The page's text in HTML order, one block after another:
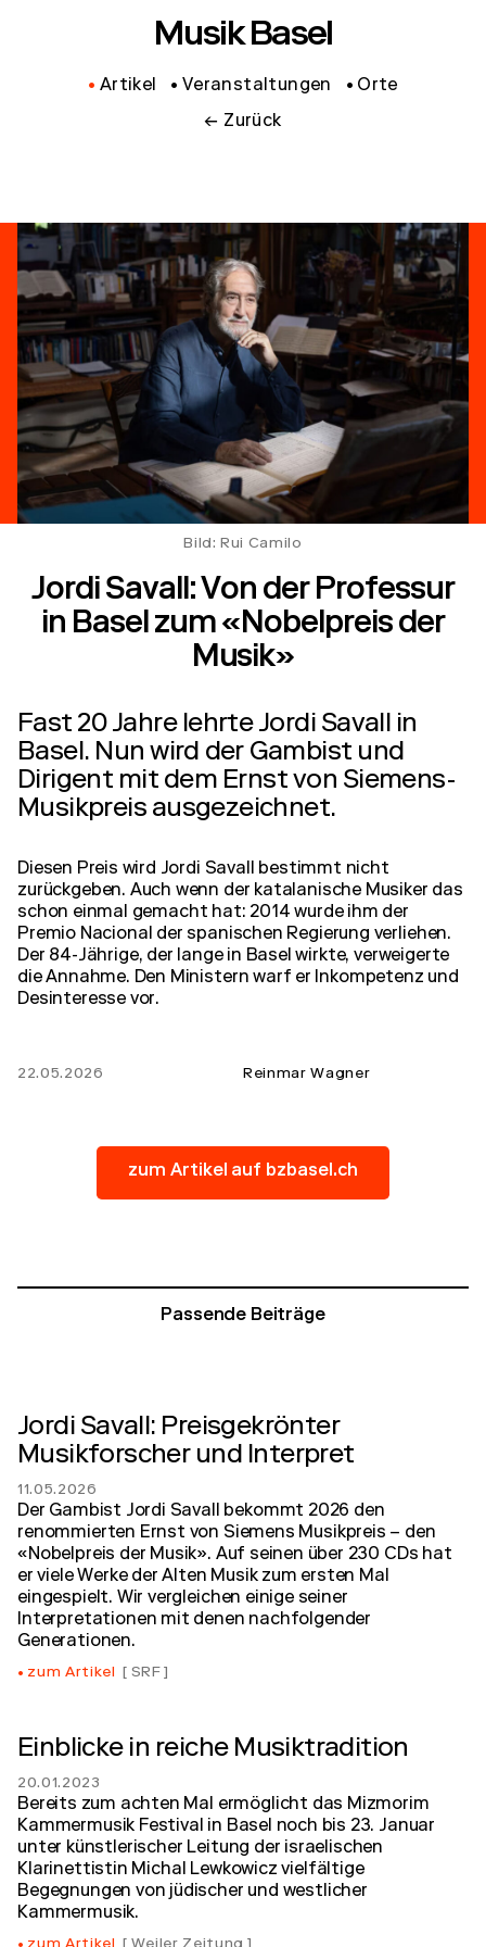
Musik Basel
Artikel Veranstaltungen Orte
← Zurück
Bild: Rui Camilo
Jordi Savall: Von der Professur
in Basel zum «Nobelpreis der
Musik»
Fast 20 Jahre lehrte Jordi Savall in
Basel. Nun wird der Gambist und
Dirigent mit dem Ernst von Siemens-
Musikpreis ausgezeichnet.
Diesen Preis wird Jordi Savall bestimmt nicht
zurückgeben. Auch wenn der katalanische Musiker das
schon einmal gemacht hat: 2014 wurde ihm der
Premio Nacional der spanischen Regierung verliehen.
Der 84-Jährige, der lange in Basel wirkte, verweigerte
die Annahme. Den Ministern warf er Inkompetenz und
Desinteresse vor.
22.05.2026 Reinmar Wagner
zum Artikel auf bzbasel.ch
Passende Beiträge
Jordi Savall: Preisgekrönter
Musikforscher und Interpret
11.05.2026
Der Gambist Jordi Savall bekommt 2026 den
renommierten Ernst von Siemens Musikpreis – den
«Nobelpreis der Musik». Auf seinen über 230 CDs hat
er viele Werke der Alten Musik zum ersten Mal
eingespielt. Wir vergleichen einige seiner
Interpretationen mit denen nachfolgender
Generationen.
zum Artikel SRF
Einblicke in reiche Musiktradition
20.01.2023
Bereits zum achten Mal ermöglicht das Mizmorim
Kammermusik Festival in Basel noch bis 23. Januar
unter künstlerischer Leitung der israelischen
Klarinettistin Michal Lewkowicz vielfältige
Begegnungen von jüdischer und westlicher
Kammermusik.